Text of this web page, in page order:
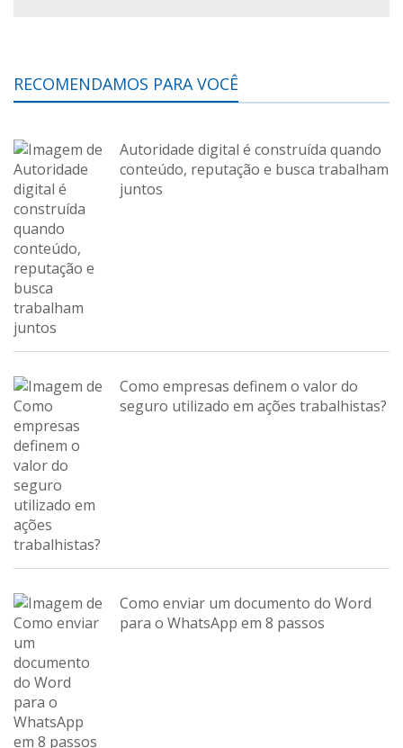
RECOMENDAMOS PARA VOCÊ
Autoridade digital é construída quando
conteúdo, reputação e busca trabalham
juntos
Como empresas definem o valor do
seguro utilizado em ações trabalhistas?
Como enviar um documento do Word
para o WhatsApp em 8 passos